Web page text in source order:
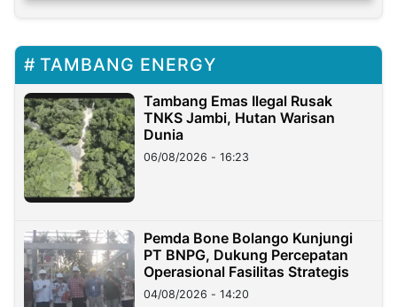
TAMBANG ENERGY
Tambang Emas Ilegal Rusak
TNKS Jambi, Hutan Warisan
Dunia
06/08/2026 - 16:23
Pemda Bone Bolango Kunjungi
PT BNPG, Dukung Percepatan
Operasional Fasilitas Strategis
04/08/2026 - 14:20